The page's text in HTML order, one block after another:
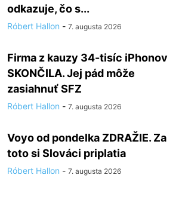
odkazuje, čo s...
Róbert Hallon - 7. augusta 2026
Firma z kauzy 34-tisíc iPhonov
SKONČILA. Jej pád môže
zasiahnuť SFZ
Róbert Hallon - 7. augusta 2026
Voyo od pondelka ZDRAŽIE. Za
toto si Slováci priplatia
Róbert Hallon - 7. augusta 2026